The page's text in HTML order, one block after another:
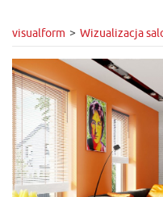
visualform Wizualizacja